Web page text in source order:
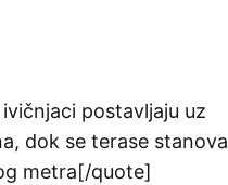
postavljaju uz
dok se terase stanova
metra[/quote]